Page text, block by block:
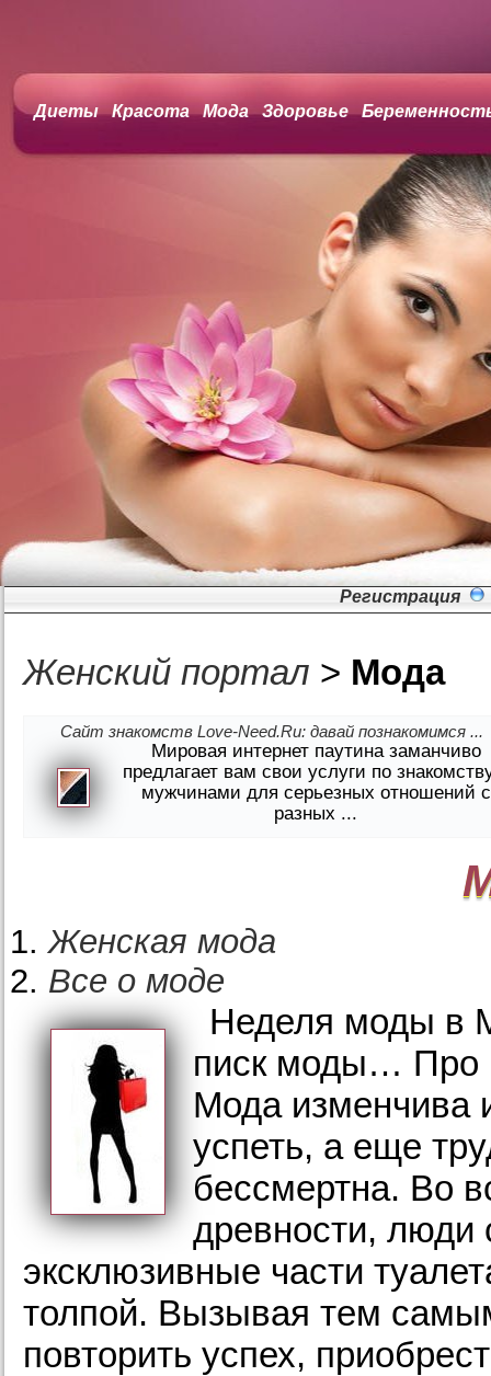
Диеты Красота Мода Здоровье
Регистрация
Женский портал > Мода
Сайт знакомств Love-Need.Ru: давай познакомимся ...
Мировая интернет паутина заманчиво
предлагает вам свои услуги по
мужчинами для серьезных отношений с
разных ...
Женская мода
Все о моде
Неделя моды в
писк моды… Про
Мода изменчива
успеть, а еще
бессмертна. Во
древности, люди
эксклюзивные части
толпой. Вызывая тем
повторить успех,